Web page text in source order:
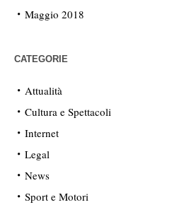
Maggio 2018
CATEGORIE
Attualità
Cultura e Spettacoli
Internet
Legal
News
Sport e Motori